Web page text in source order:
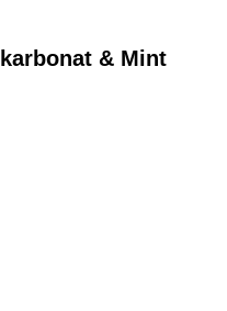
& Mint
Bikarbonat & Mint Utan